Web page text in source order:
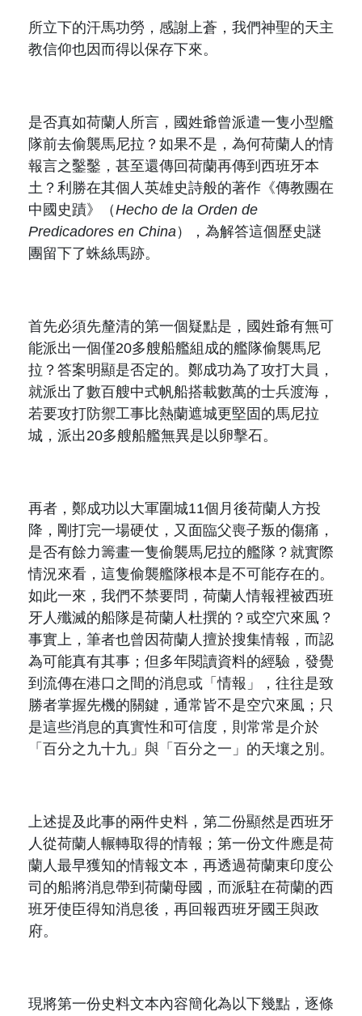
所立下的汗馬功勞，感謝上蒼，我們神聖的天主
教信仰也因而得以保存下來。
是否真如荷蘭人所言，國姓爺曾派遣一隻小型艦
隊前去偷襲馬尼拉？如果不是，為何荷蘭人的情
報言之鑿鑿，甚至還傳回荷蘭再傳到西班牙本
土？ 利勝在其個人英雄史詩般的著作《傳教團在
中國史蹟》（Hecho de la Orden de
Predicadores en China），為解答這個歷史謎
團留下了蛛絲馬跡。
首先必須先釐清的第一個疑點是，國姓爺有無可
能派出一個僅20多艘船艦組成的艦隊偷襲馬尼
拉？答案明顯是否定的。鄭成功為了攻打大員，
就派出了數百艘中式帆船搭載數萬的士兵渡海，
若要攻打防禦工事比熱蘭遮城更堅固的馬尼拉
城，派出20多艘船艦無異是以卵擊石。
再者，鄭成功以大軍圍城11個月後荷蘭人方投
降，剛打完一場硬仗，又面臨父喪子叛的傷痛，
是否有餘力籌畫一隻偷襲馬尼拉的艦隊？就實際
情況來看，這隻偷襲艦隊根本是不可能存在的。
如此一來，我們不禁要問，荷蘭人情報裡被西班
牙人殲滅的船隊是荷蘭人杜撰的？或空穴來風？
事實上，筆者也曾因荷蘭人擅於搜集情報，而認
為可能真有其事；但多年閱讀資料的經驗，發覺
到流傳在港口之間的消息或「情報」，往往是致
勝者掌握先機的關鍵，通常皆不是空穴來風；只
是這些消息的真實性和可信度，則常常是介於
「百分之九十九」與「百分之一」的天壤之別。
上述提及此事的兩件史料，第二份顯然是西班牙
人從荷蘭人輾轉取得的情報；第一份文件應是荷
蘭人最早獲知的情報文本，再透過荷蘭東印度公
司的船將消息帶到荷蘭母國，而派駐在荷蘭的西
班牙使臣得知消息後，再回報西班牙國王與政
府。
現將第一份史料文本內容簡化為以下幾點，逐條